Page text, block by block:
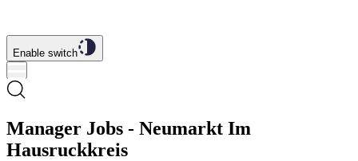
Enable switch
Manager Jobs - Neumarkt Im
Hausruckkreis